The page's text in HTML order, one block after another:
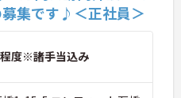
集です♪＜正社員＞
度※諸手当込み